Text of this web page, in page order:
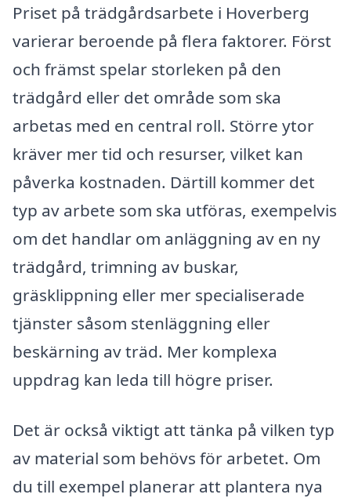
Priset på trädgårdsarbete i Hoverberg
varierar beroende på flera faktorer. Först
och främst spelar storleken på den
trädgård eller det område som ska
arbetas med en central roll. Större ytor
kräver mer tid och resurser, vilket kan
påverka kostnaden. Därtill kommer det
typ av arbete som ska utföras, exempelvis
om det handlar om anläggning av en ny
trädgård, trimning av buskar,
gräsklippning eller mer specialiserade
tjänster såsom stenläggning eller
beskärning av träd. Mer komplexa
uppdrag kan leda till högre priser.
Det är också viktigt att tänka på vilken typ
av material som behövs för arbetet. Om
du till exempel planerar att plantera nya